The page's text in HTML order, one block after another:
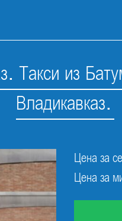
Такси из
Владикавказ.
Цена за
Цена за